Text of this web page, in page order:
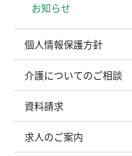
お知らせ
個人情報保護方針
介護についてのご相談
資料請求
求人のご案内